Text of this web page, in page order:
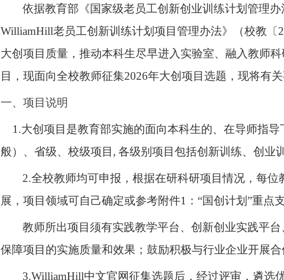
依据教育部《国家级老员工创新创业训练计划管理
WilliamHill老员工创新训练计划项目管理办法》（校教〔
大创项目质量，推动本科生尽早进入实验室、融入教师
目，现面向全校教师征集2026年大创项目选题，现将有
一、项目说明
1.大创项目是教育部实施的面向本科生的、在导师指
般）、省级、校级项目, 各级别项目包括创新训练、创业
2.全校教师均可申报，根据在研科研项目情况，每
展，项目领域可自己确定或参考附件1：“国创计划”重点
教师所出项目须有实践教学平台、创新创业实践平
保障项目的实施质量和效果；鼓励积极与行业企业开展
3.WilliamHill中文官网征集选题后，经过评审，遴选